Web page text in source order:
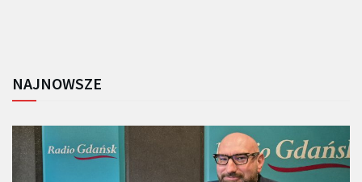
NAJNOWSZE